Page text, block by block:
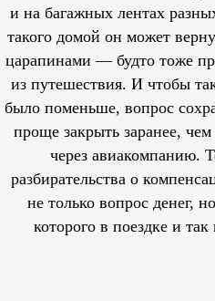
и на багажных лентах
такого домой он может
царапинами — будто тоже
из путешествия. И чтобы
было поменьше, вопрос
проще закрыть заранее,
через авиакомпанию.
разбирательства о
не только вопрос денег,
которого в поездке и так